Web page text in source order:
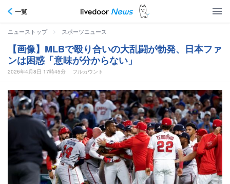
一覧
ニューストップ > スポーツニュース
【画像】MLBで殴り合いの大乱闘が勃発、日本ファ
ンは困惑「意味が分からない」
2026年4月8日 17時45分 フルカウント